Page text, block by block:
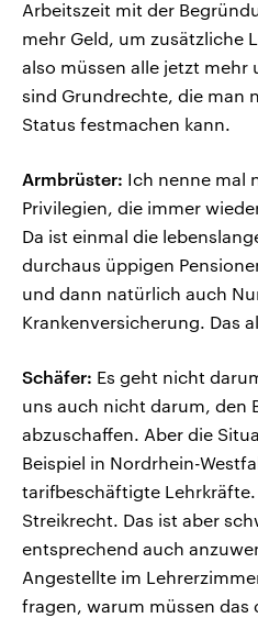
Arbeitszeit mit der
mehr Geld, um zusätzliche
also müssen alle jetzt mehr
sind Grundrechte, die man
Status festmachen kann.
Armbrüster: Ich nenne mal
Privilegien, die immer
Da ist einmal die
durchaus üppigen
und dann natürlich auch
Krankenversicherung. Das
Schäfer: Es geht nicht
uns auch nicht darum, den
abzuschaffen. Aber die
Beispiel in Nordrhein-
tarifbeschäftigte Lehrkräfte.
Streikrecht. Das ist aber
entsprechend auch
Angestellte im
fragen, warum müssen das